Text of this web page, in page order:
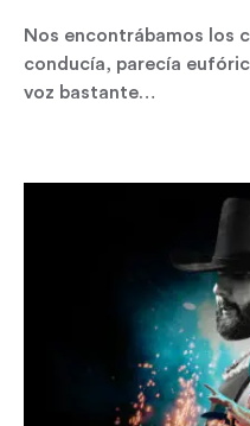
Nos encontrábamos los
conducía, parecía
voz bastante…